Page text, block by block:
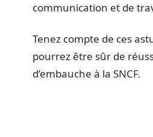
communication et de
Tenez compte de ces
pourrez être sûr de
d’embauche à la SNCF.